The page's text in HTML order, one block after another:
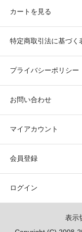
カートを見る
特定商取引法に基づく
プライバシーポリシー
お問い合わせ
マイアカウント
会員登録
ログイン
表示